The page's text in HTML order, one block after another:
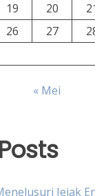
19 20
26 27
« Mei
Jejak